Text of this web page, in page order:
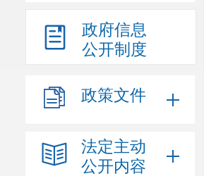
政府信息
公开制度
政策文件
法定主动
公开内容